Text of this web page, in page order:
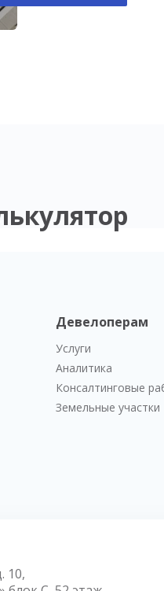
Девелоперам
Услуги
Аналитика
Консалтинговые
Земельные участки
10,